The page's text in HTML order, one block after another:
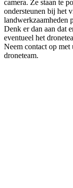
camera. Ze staan te
ondersteunen bij het
landwerkzaamheden
Denk er dan aan dat
eventueel het
Neem contact op met
droneteam.